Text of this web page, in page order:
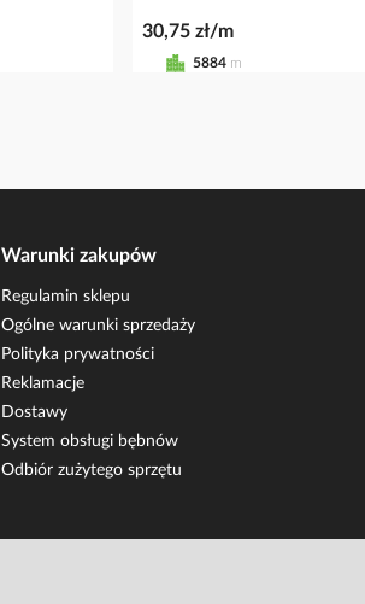
30,75 zł/m
5884 m
Warunki zakupów
Regulamin sklepu
Ogólne warunki sprzedaży
Polityka prywatności
Reklamacje
Dostawy
System obsługi bębnów
Odbiór zużytego sprzętu